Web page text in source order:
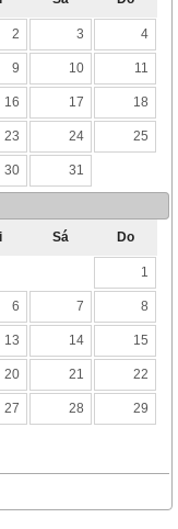
2 3 4
9 10 11
16 17 18
23 24 25
30 31
Sá Do
1
6 7 8
13 14 15
20 21 22
27 28 29